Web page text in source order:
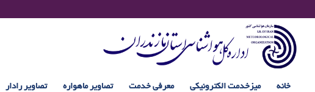
خانه میزخدمت الکترونیکی معرفی خدمت تصاویر ماهواره تصاویر رادار